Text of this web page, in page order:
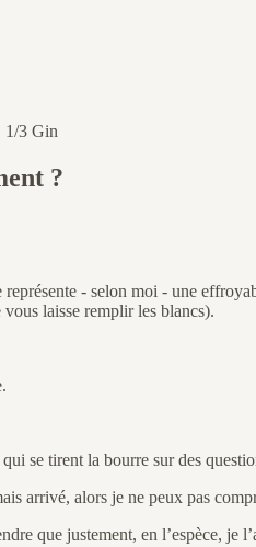
1/3 Gin
?
- selon moi - une
laisse remplir les blancs).
se tirent la bourre sur des
arrivé, alors je ne peux pas
que justement, en l’espèce, je